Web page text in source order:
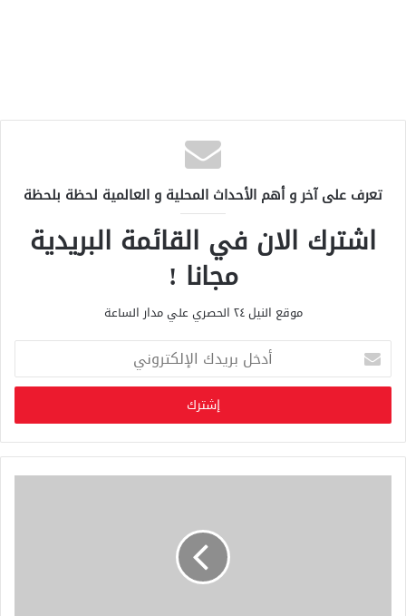
تعرف على آخر و أهم الأحداث المحلية و العالمية لحظة بلحظة
اشترك الان في القائمة البريدية
مجانا !
موقع النيل ٢٤ الحصري علي مدار الساعة
خ
ب
ر
ي